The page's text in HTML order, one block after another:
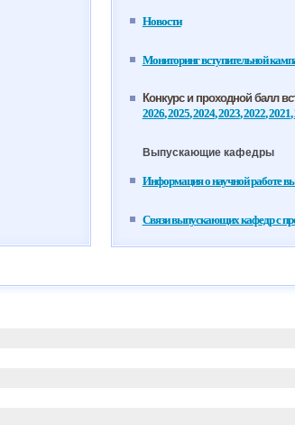
Новости
Мониторинг вступительной
Конкурс и проходной балл
2026,2025,2024,2023,2022,2021,
Выпускающие кафедры
Информация о научной работе
Связи выпускающих кафедр с